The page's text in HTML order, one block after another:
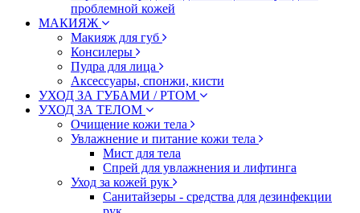
проблемной кожей
МАКИЯЖ
Макияж для губ
Консилеры
Пудра для лица
Аксессуары, спонжи, кисти
УХОД ЗА ГУБАМИ / РТОМ
УХОД ЗА ТЕЛОМ
Очищение кожи тела
Увлажнение и питание кожи тела
Мист для тела
Спрей для увлажнения и лифтинга
Уход за кожей рук
Санитайзеры - средства для дезинфекции